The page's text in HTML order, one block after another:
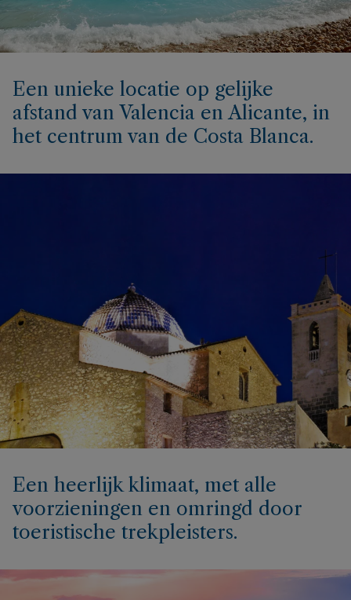
Een unieke locatie op gelijke
afstand van Valencia en Alicante, in
het centrum van de Costa Blanca.
Een heerlijk klimaat, met alle
voorzieningen en omringd door
toeristische trekpleisters.